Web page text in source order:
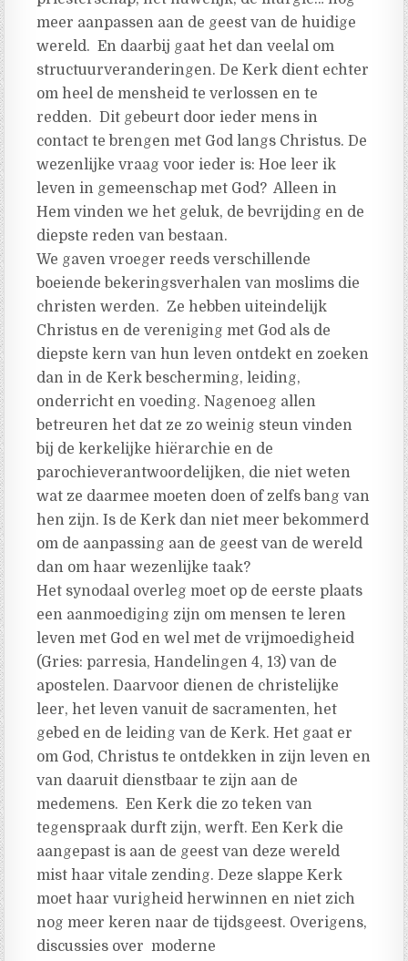
meer aanpassen aan de geest van de huidige
wereld. En daarbij gaat het dan veelal om
structuurveranderingen. De Kerk dient echter
om heel de mensheid te verlossen en te
redden. Dit gebeurt door ieder mens in
contact te brengen met God langs Christus. De
wezenlijke vraag voor ieder is: Hoe leer ik
leven in gemeenschap met God? Alleen in
Hem vinden we het geluk, de bevrijding en de
diepste reden van bestaan.
We gaven vroeger reeds verschillende
boeiende bekeringsverhalen van moslims die
christen werden. Ze hebben uiteindelijk
Christus en de vereniging met God als de
diepste kern van hun leven ontdekt en zoeken
dan in de Kerk bescherming, leiding,
onderricht en voeding. Nagenoeg allen
betreuren het dat ze zo weinig steun vinden
bij de kerkelijke hiërarchie en de
parochieverantwoordelijken, die niet weten
wat ze daarmee moeten doen of zelfs bang van
hen zijn. Is de Kerk dan niet meer bekommerd
om de aanpassing aan de geest van de wereld
dan om haar wezenlijke taak?
Het synodaal overleg moet op de eerste plaats
een aanmoediging zijn om mensen te leren
leven met God en wel met de vrijmoedigheid
(Gries: parresia, Handelingen 4, 13) van de
apostelen. Daarvoor dienen de christelijke
leer, het leven vanuit de sacramenten, het
gebed en de leiding van de Kerk. Het gaat er
om God, Christus te ontdekken in zijn leven en
van daaruit dienstbaar te zijn aan de
medemens. Een Kerk die zo teken van
tegenspraak durft zijn, werft. Een Kerk die
aangepast is aan de geest van deze wereld
mist haar vitale zending. Deze slappe Kerk
moet haar vurigheid herwinnen en niet zich
nog meer keren naar de tijdsgeest. Overigens,
discussies over moderne